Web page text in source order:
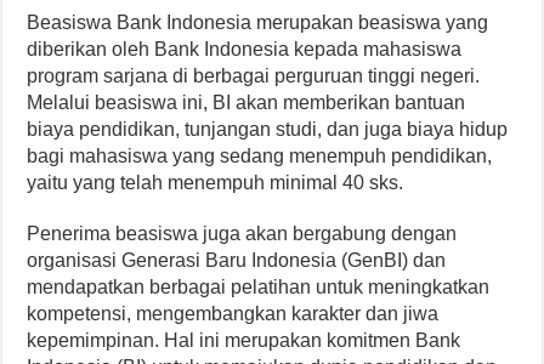
Beasiswa Bank Indonesia merupakan beasiswa yang
diberikan oleh Bank Indonesia kepada mahasiswa
program sarjana di berbagai perguruan tinggi negeri.
Melalui beasiswa ini, BI akan memberikan bantuan
biaya pendidikan, tunjangan studi, dan juga biaya hidup
bagi mahasiswa yang sedang menempuh pendidikan,
yaitu yang telah menempuh minimal 40 sks.
Penerima beasiswa juga akan bergabung dengan
organisasi Generasi Baru Indonesia (GenBI) dan
mendapatkan berbagai pelatihan untuk meningkatkan
kompetensi, mengembangkan karakter dan jiwa
kepemimpinan. Hal ini merupakan komitmen Bank